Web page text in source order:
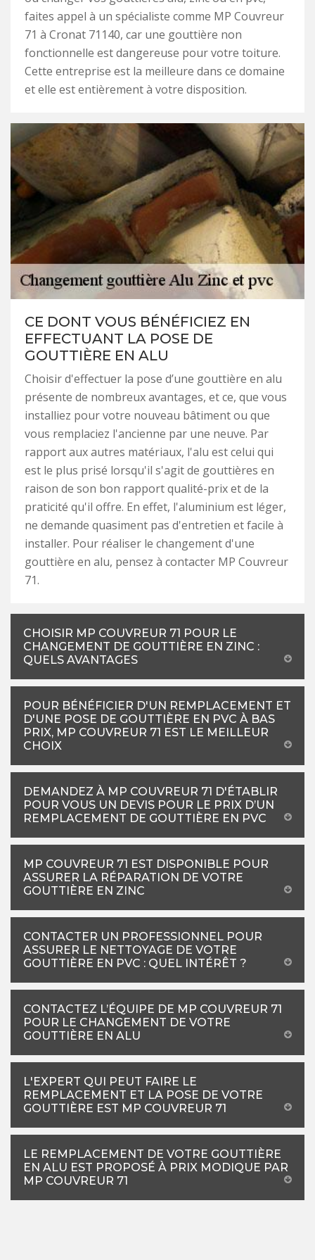
faites appel à un spécialiste comme MP Couvreur
71 à Cronat 71140, car une gouttière non
fonctionnelle est dangereuse pour votre toiture.
Cette entreprise est la meilleure dans ce domaine
et elle est entièrement à votre disposition.
CE DONT VOUS BÉNÉFICIEZ EN
EFFECTUANT LA POSE DE
GOUTTIÈRE EN ALU
Choisir d'effectuer la pose d’une gouttière en alu
présente de nombreux avantages, et ce, que vous
installiez pour votre nouveau bâtiment ou que
vous remplaciez l'ancienne par une neuve. Par
rapport aux autres matériaux, l'alu est celui qui
est le plus prisé lorsqu'il s'agit de gouttières en
raison de son bon rapport qualité-prix et de la
praticité qu'il offre. En effet, l'aluminium est léger,
ne demande quasiment pas d'entretien et facile à
installer. Pour réaliser le changement d'une
gouttière en alu, pensez à contacter MP Couvreur
71.
CHOISIR MP COUVREUR 71 POUR LE
CHANGEMENT DE GOUTTIÈRE EN ZINC :
QUELS AVANTAGES
POUR BÉNÉFICIER D'UN REMPLACEMENT ET
D'UNE POSE DE GOUTTIÈRE EN PVC À BAS
PRIX, MP COUVREUR 71 EST LE MEILLEUR
CHOIX
DEMANDEZ À MP COUVREUR 71 D'ÉTABLIR
POUR VOUS UN DEVIS POUR LE PRIX D’UN
REMPLACEMENT DE GOUTTIÈRE EN PVC
MP COUVREUR 71 EST DISPONIBLE POUR
ASSURER LA RÉPARATION DE VOTRE
GOUTTIÈRE EN ZINC
CONTACTER UN PROFESSIONNEL POUR
ASSURER LE NETTOYAGE DE VOTRE
GOUTTIÈRE EN PVC : QUEL INTÉRÊT ?
CONTACTEZ L’ÉQUIPE DE MP COUVREUR 71
POUR LE CHANGEMENT DE VOTRE
GOUTTIÈRE EN ALU
L'EXPERT QUI PEUT FAIRE LE
REMPLACEMENT ET LA POSE DE VOTRE
GOUTTIÈRE EST MP COUVREUR 71
LE REMPLACEMENT DE VOTRE GOUTTIÈRE
EN ALU EST PROPOSÉ À PRIX MODIQUE PAR
MP COUVREUR 71